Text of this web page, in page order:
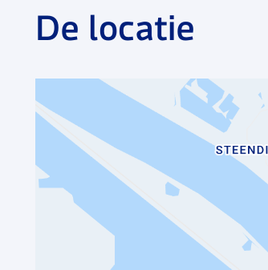
De locatie